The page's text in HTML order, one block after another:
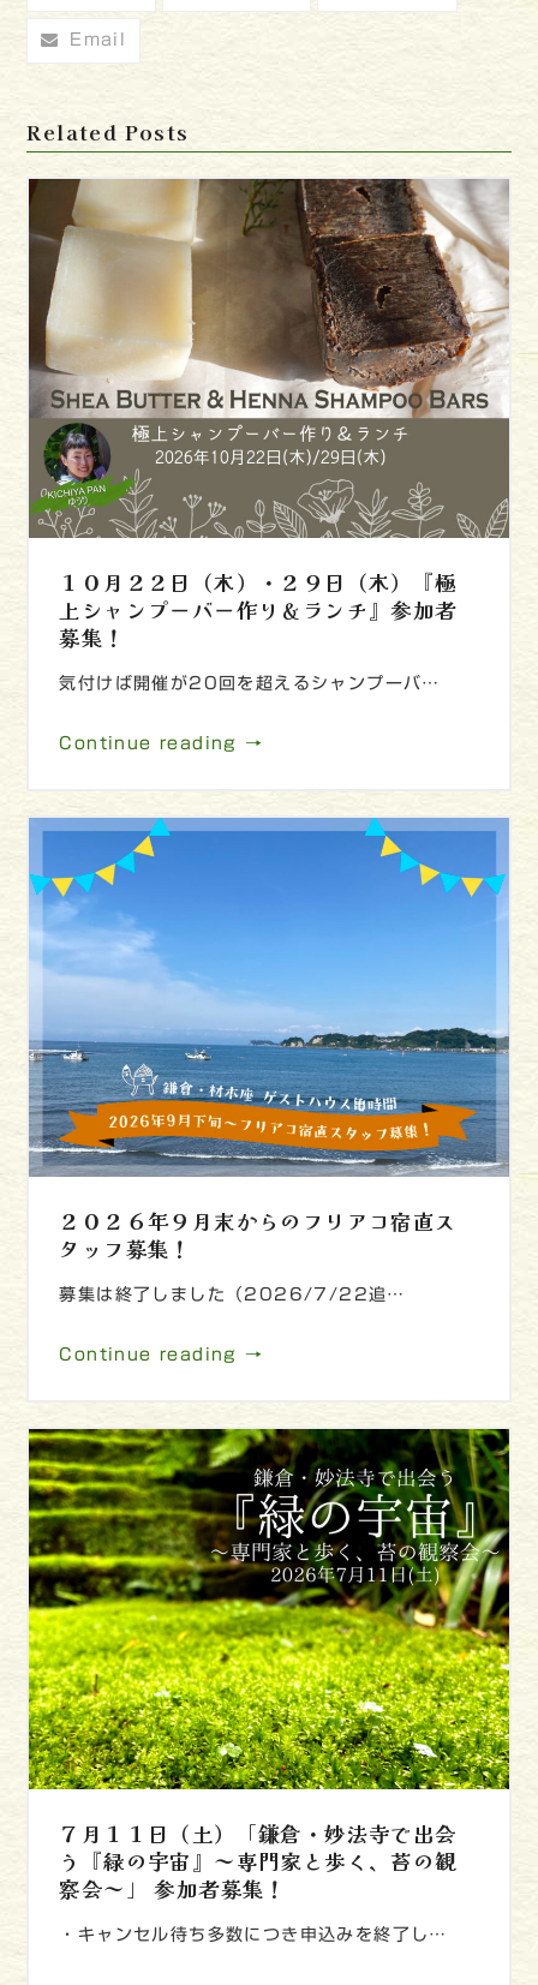
Email
Related Posts
１０月２２日（木）・２９日（木）『極
上シャンプーバー作り＆ランチ』参加者
募集！
気付けば開催が20回を超えるシャンプーバ…
Continue reading →
２０２６年９月末からのフリアコ宿直ス
タッフ募集！
募集は終了しました（2026/7/22追…
Continue reading →
７月１１日（土）「鎌倉・妙法寺で出会
う『緑の宇宙』～専門家と歩く、苔の観
察会～」 参加者募集！
・キャンセル待ち多数につき申込みを終了し…